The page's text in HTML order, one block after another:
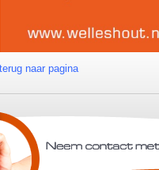
terug naar pagina